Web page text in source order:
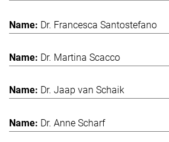
Dr. Francesca Santostefano
Dr. Martina Scacco
Dr. Jaap van Schaik
Dr. Anne Scharf